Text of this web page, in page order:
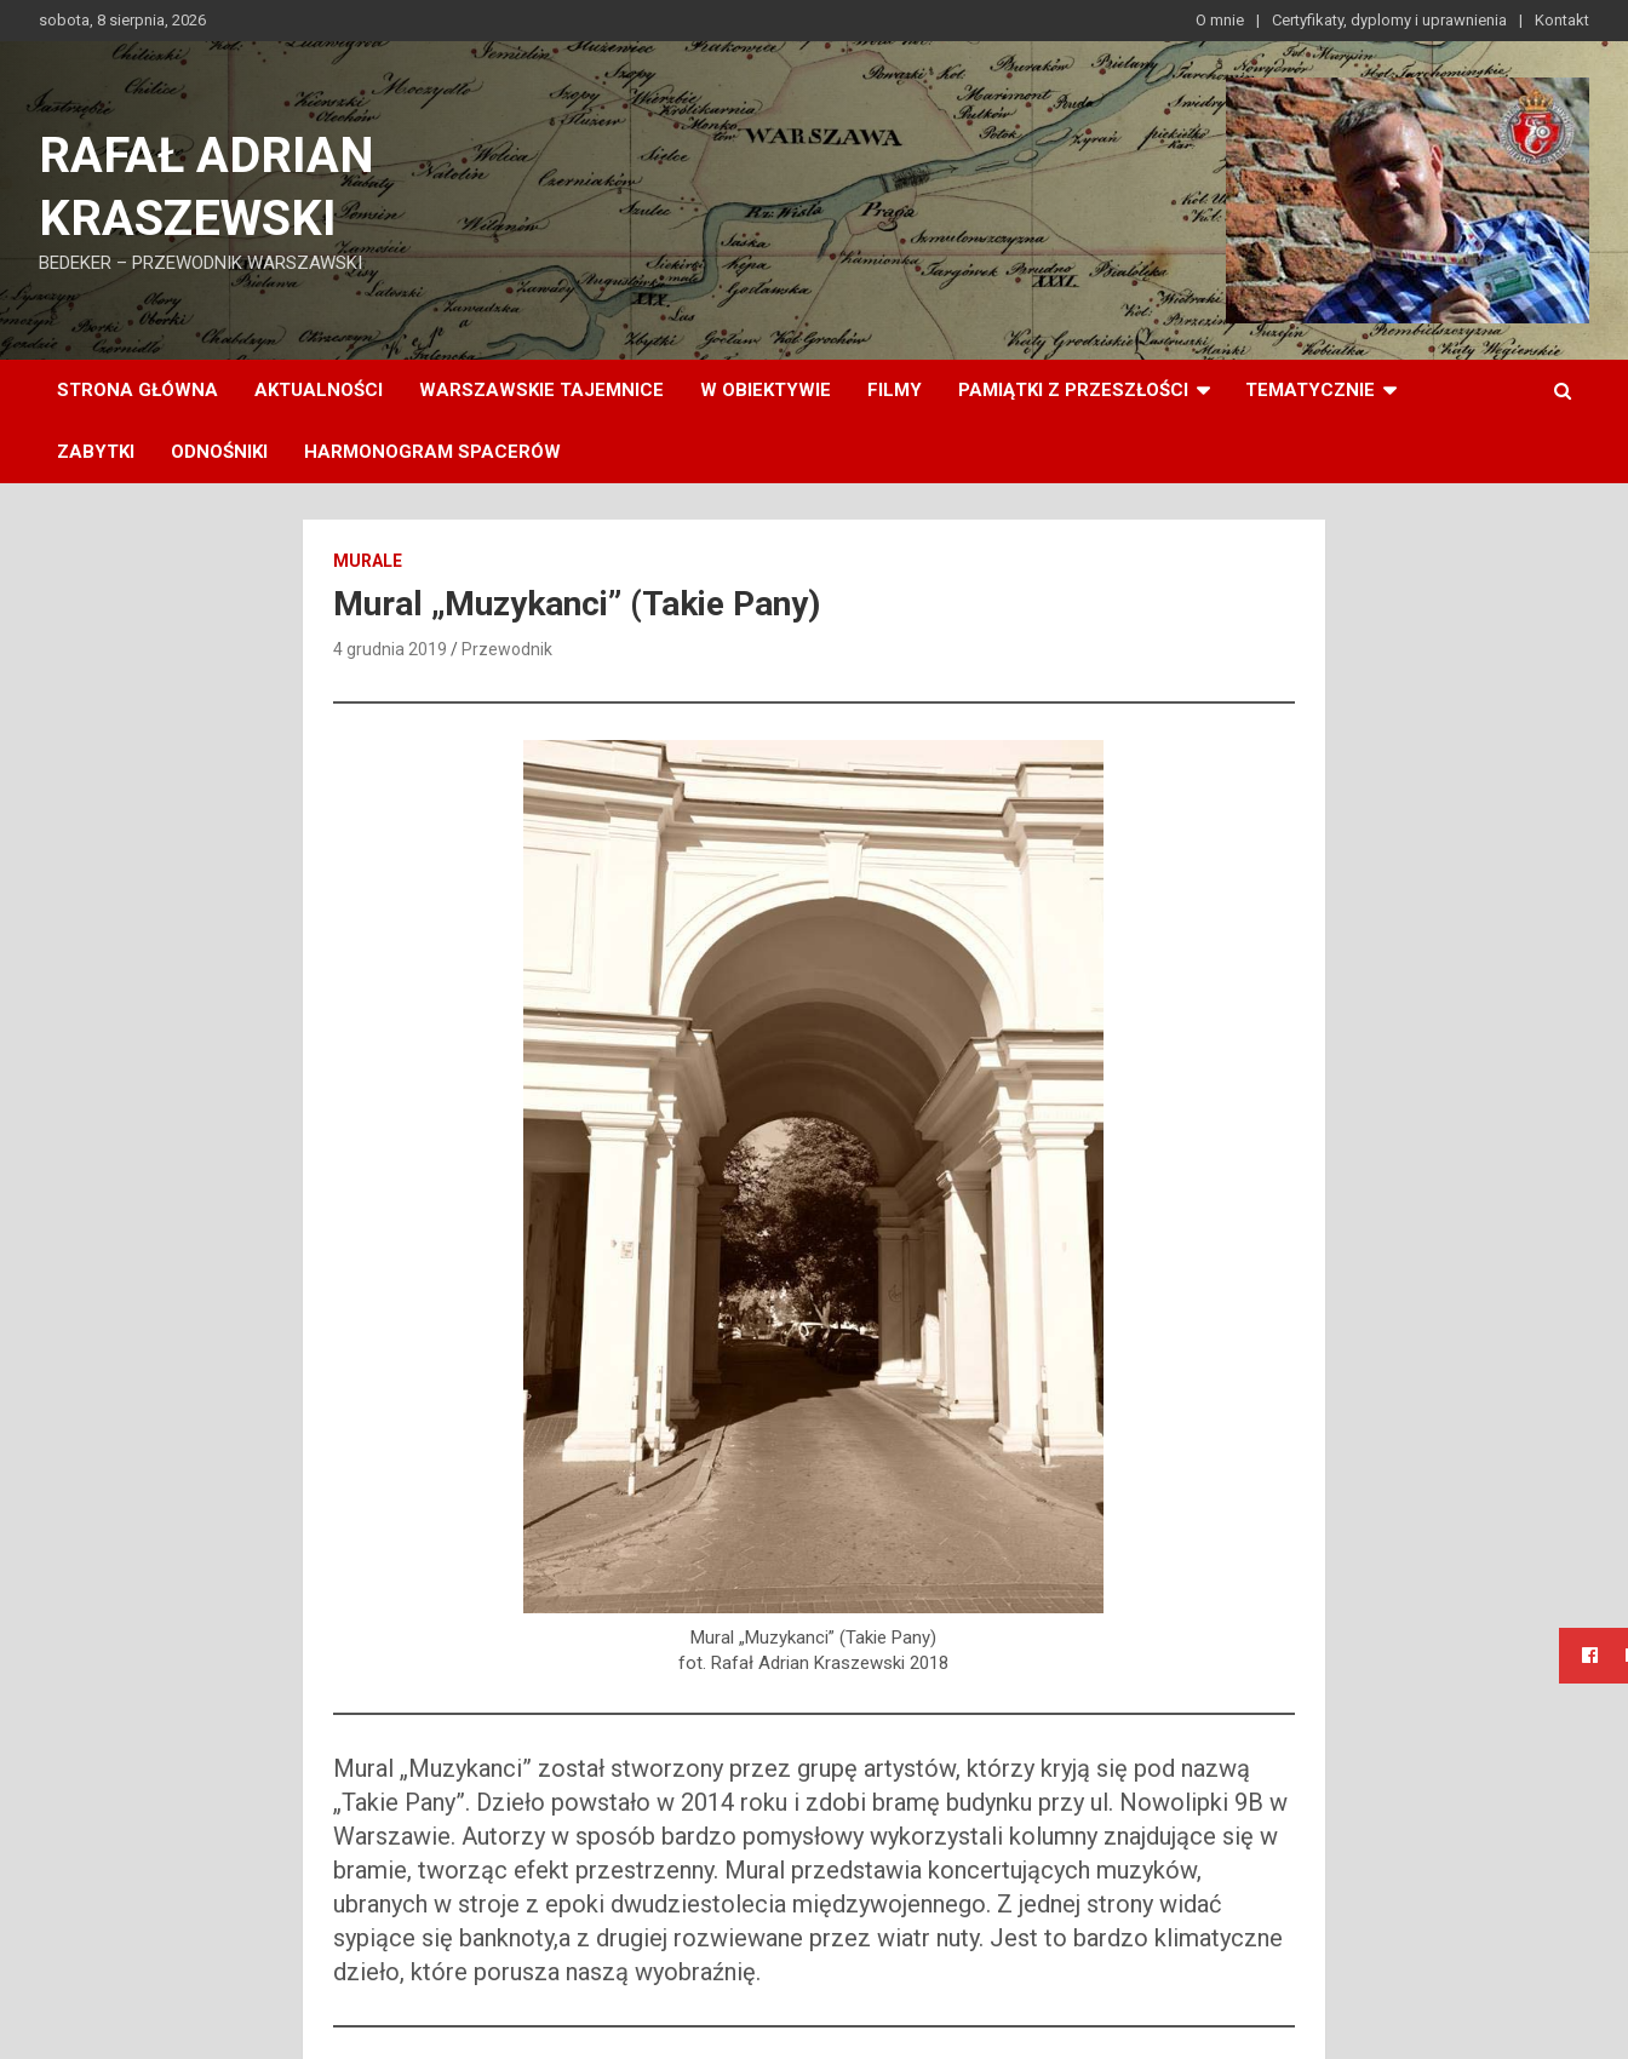
sobota, 8 sierpnia, 2026 O mnie Certyfikaty, dyplomy i uprawnienia Kontakt
RAFAŁ ADRIAN
KRASZEWSKI
BEDEKER – PRZEWODNIK WARSZAWSKI
STRONA GŁÓWNA AKTUALNOŚCI WARSZAWSKIE TAJEMNICE W OBIEKTYWIE FILMY PAMIĄTKI Z PRZESZŁOŚCI TEMATYCZNIE
ZABYTKI ODNOŚNIKI HARMONOGRAM SPACERÓW
MURALE
Mural „Muzykanci” (Takie Pany)
4 grudnia 2019 Przewodnik
Mural „Muzykanci” (Takie Pany)
fot. Rafał Adrian Kraszewski 2018
Mural „Muzykanci” został stworzony przez grupę artystów, którzy kryją się pod nazwą
„Takie Pany”. Dzieło powstało w 2014 roku i zdobi bramę budynku przy ul. Nowolipki 9B w
Warszawie. Autorzy w sposób bardzo pomysłowy wykorzystali kolumny znajdujące się w
bramie, tworząc efekt przestrzenny. Mural przedstawia koncertujących muzyków,
ubranych w stroje z epoki dwudziestolecia międzywojennego. Z jednej strony widać
sypiące się banknoty,a z drugiej rozwiewane przez wiatr nuty. Jest to bardzo klimatyczne
dzieło, które porusza naszą wyobraźnię.